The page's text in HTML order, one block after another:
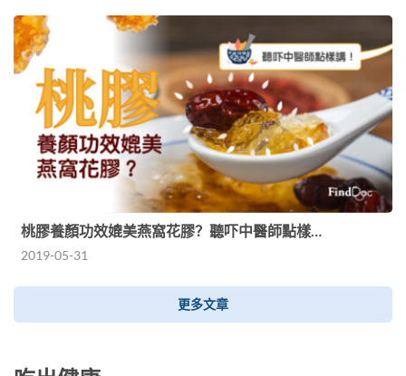
桃膠養顏功效媲美燕窩花膠？聽吓中醫師點樣…
2019-05-31
更多文章